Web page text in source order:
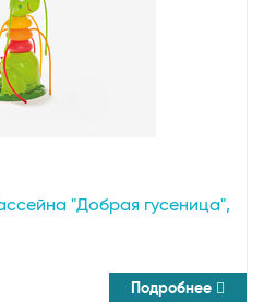
"Добрая гусеница",
Подробнее